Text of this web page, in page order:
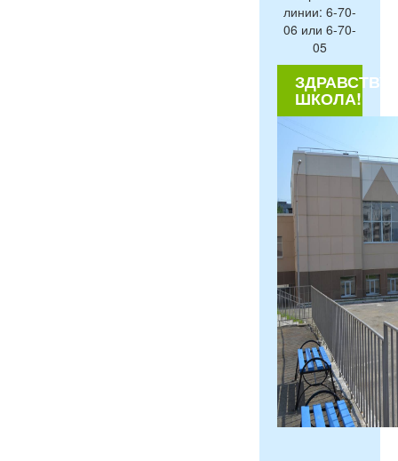
линии: 6-70-
06 или 6-70-
05
ШКОЛА!